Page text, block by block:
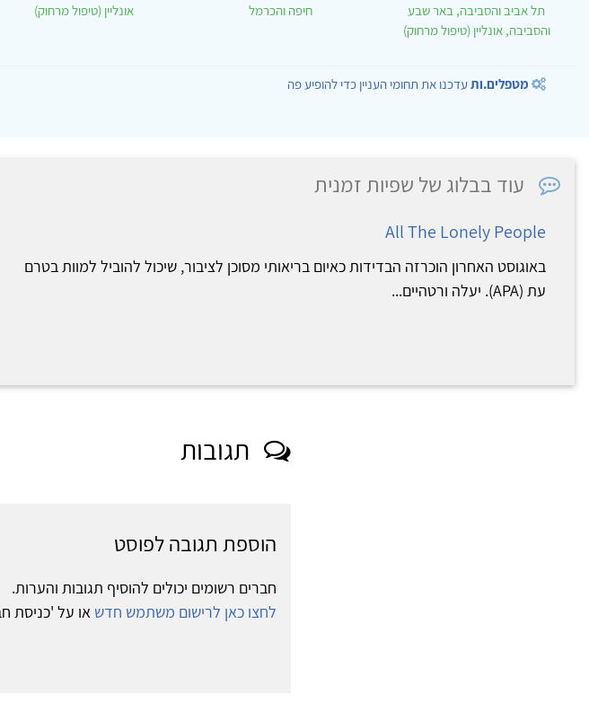
תל אביב והסביבה, באר שבע
והסביבה, אונליין (טיפול מרחוק)
חיפה והכרמל אונליין (טיפול מרחוק)
מטפלים.ותעדכנו את תחומי העניין כדי להופיע פה
עוד בבלוג של שפיות זמנית
All The Lonely People
באוגוסט האחרון הוכרזה הבדידות כאיום בריאותי מסוכן לציבור, שיכול להוביל למוות בטרם
עת (APA). יעלה ורטהיים...
תגובות
הוספת תגובה לפוסט
חברים רשומים יכולים להוסיף תגובות והערות.
לחצו כאן לרישום משתמש חדש או על 'כניסת